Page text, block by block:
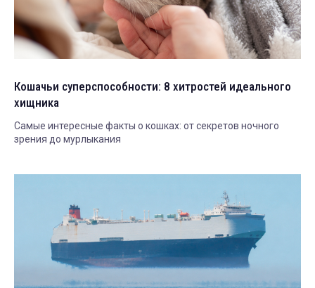
Кошачьи суперспособности: 8 хитростей идеального
хищника
Самые интересные факты о кошках: от секретов ночного
зрения до мурлыкания